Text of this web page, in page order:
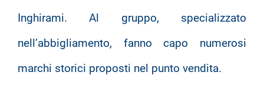
Inghirami. Al gruppo, specializzato
nell’abbigliamento, fanno capo numerosi
marchi storici proposti nel punto vendita.